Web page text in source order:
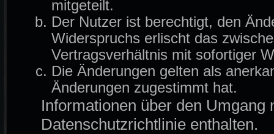
mitgeteilt.
Der Nutzer ist berechtigt, den
Widerspruchs erlischt das
Vertragsverhältnis mit sofortiger
Die Änderungen gelten als
Änderungen zugestimmt hat.
Informationen über den
Datenschutzrichtlinie enthalten.